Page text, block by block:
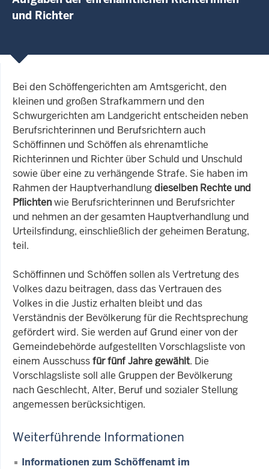
und Richter
Bei den Schöffengerichten am Amtsgericht, den
kleinen und großen Strafkammern und den
Schwurgerichten am Landgericht entscheiden neben
Berufsrichterinnen und Berufsrichtern auch
Schöffinnen und Schöffen als ehrenamtliche
Richterinnen und Richter über Schuld und Unschuld
sowie über eine zu verhängende Strafe. Sie haben im
Rahmen der Hauptverhandlungdieselben Rechte und
Pflichtenwie Berufsrichterinnen und Berufsrichter
und nehmen an der gesamten Hauptverhandlung und
Urteilsfindung, einschließlich der geheimen Beratung,
teil.
Schöffinnen und Schöffen sollen als Vertretung des
Volkes dazu beitragen, dass das Vertrauen des
Volkes in die Justiz erhalten bleibt und das
Verständnis der Bevölkerung für die Rechtsprechung
gefördert wird. Sie werden auf Grund einer von der
Gemeindebehörde aufgestellten Vorschlagsliste von
einem Ausschussfür fünf Jahre gewählt. Die
Vorschlagsliste soll alle Gruppen der Bevölkerung
nach Geschlecht, Alter, Beruf und sozialer Stellung
angemessen berücksichtigen.
Weiterführende Informationen
Informationen zum Schöffenamt im